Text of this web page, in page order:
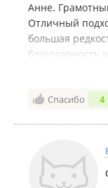
Анне.
Отличный
большая
благодарность
больших
круинговое
работает
Спасибо 4